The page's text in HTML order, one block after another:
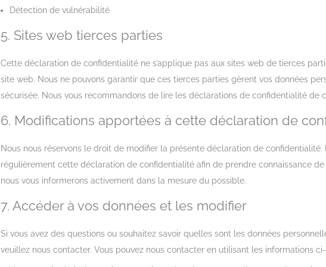
Détection de vulnérabilité
5. Sites web tierces parties
Cette déclaration de confidentialité ne s’applique pas aux sites web de tierces
site web. Nous ne pouvons garantir que ces tierces parties gèrent vos données
sécurisée. Nous vous recommandons de lire les déclarations de confidentialité de
6. Modifications apportées à cette déclaration de
Nous nous réservons le droit de modifier la présente déclaration de
régulièrement cette déclaration de confidentialité afin de prendre connaissance
nous vous informerons activement dans la mesure du possible.
7. Accéder à vos données et les modifier
Si vous avez des questions ou souhaitez savoir quelles sont les données
veuillez nous contacter. Vous pouvez nous contacter en utilisant les informations